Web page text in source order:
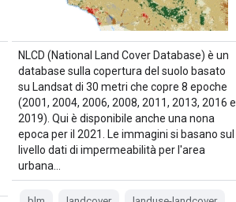
NLCD (National Land Cover Database) è un
database sulla copertura del suolo basato
su Landsat di 30 metri che copre 8 epoche
(2001, 2004, 2006, 2008, 2011, 2013, 2016 e
2019). Qui è disponibile anche una nona
epoca per il 2021. Le immagini si basano sul
livello dati di impermeabilità per l'area
urbana…